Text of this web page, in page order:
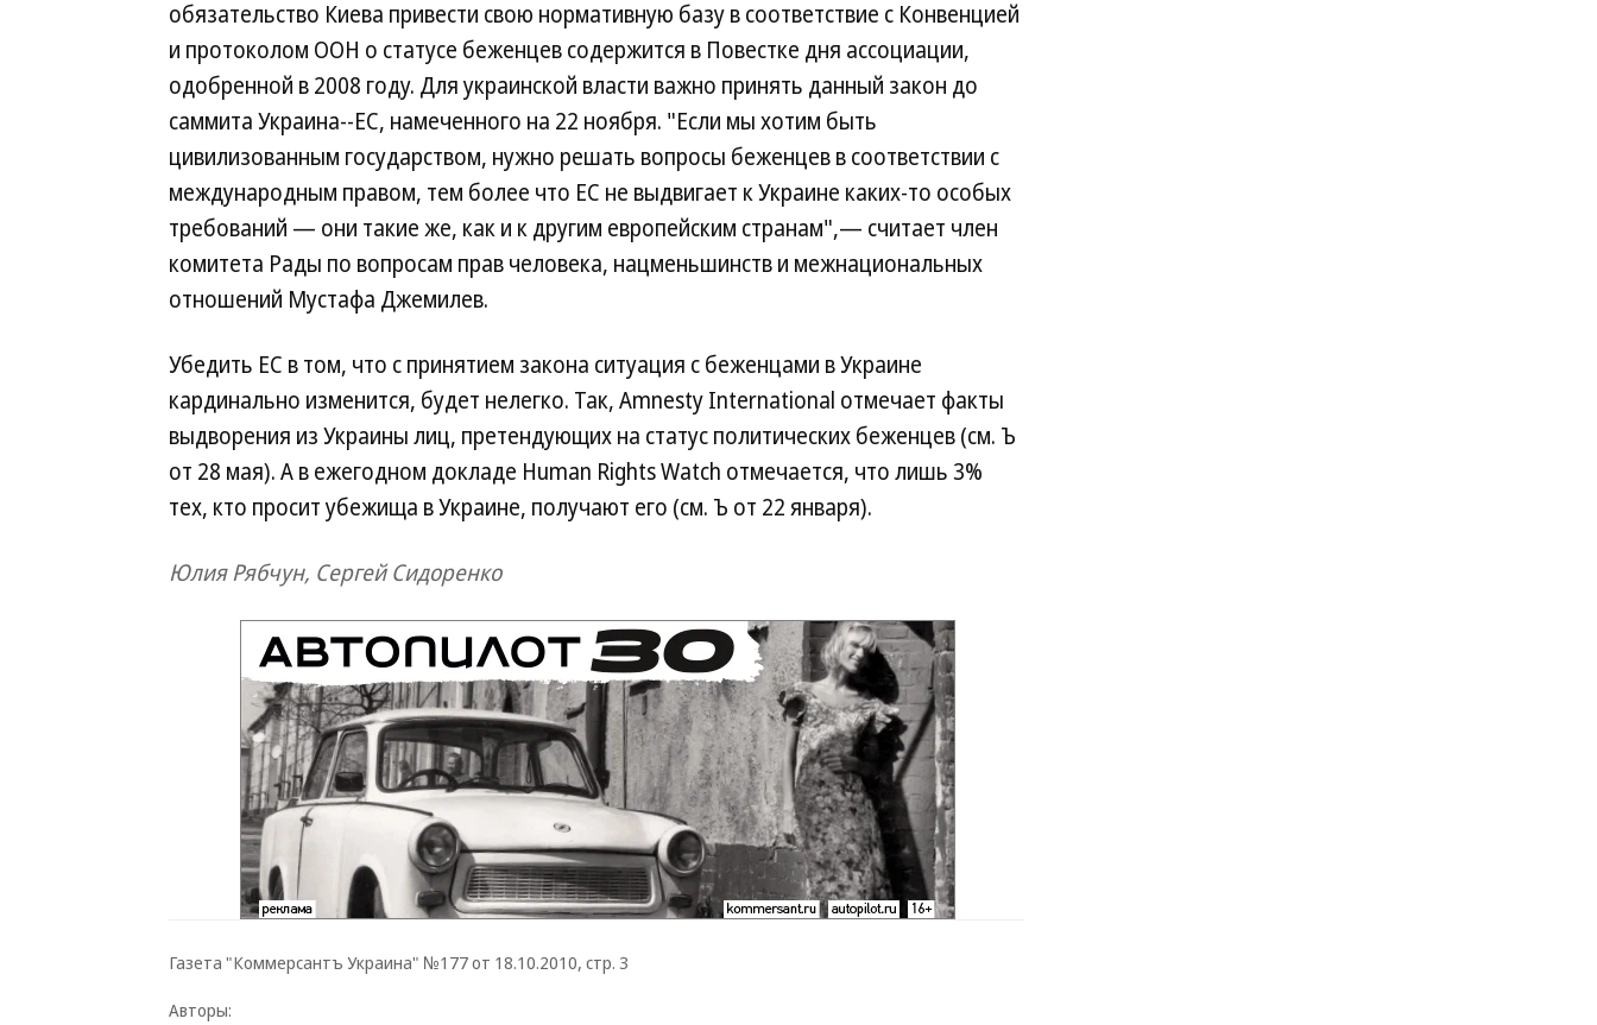
обязательство Киева привести свою нормативную базу в соответствие с Конвенцией
и протоколом ООН о статусе беженцев содержится в Повестке дня ассоциации,
одобренной в 2008 году. Для украинской власти важно принять данный закон до
саммита Украина--ЕС, намеченного на 22 ноября. "Если мы хотим быть
цивилизованным государством, нужно решать вопросы беженцев в соответствии с
международным правом, тем более что ЕС не выдвигает к Украине каких-то особых
требований — они такие же, как и к другим европейским странам",— считает член
комитета Рады по вопросам прав человека, нацменьшинств и межнациональных
отношений Мустафа Джемилев.
Убедить ЕС в том, что с принятием закона ситуация с беженцами в Украине
кардинально изменится, будет нелегко. Так, Amnesty International отмечает факты
выдворения из Украины лиц, претендующих на статус политических беженцев (см. Ъ
от 28 мая). А в ежегодном докладе Human Rights Watch отмечается, что лишь 3%
тех, кто просит убежища в Украине, получают его (см. Ъ от 22 января).
Юлия Рябчун, Сергей Сидоренко
Газета "Коммерсантъ Украина" №177 от 18.10.2010, стр. 3
Авторы: